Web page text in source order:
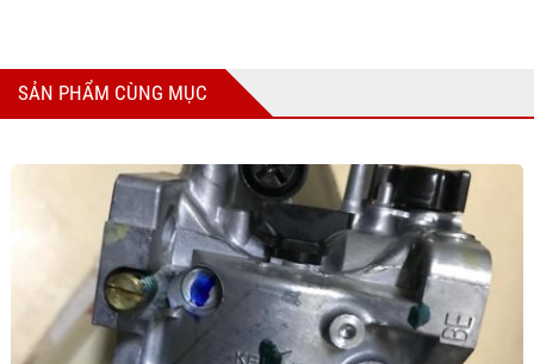
SẢN PHẨM CÙNG MỤC